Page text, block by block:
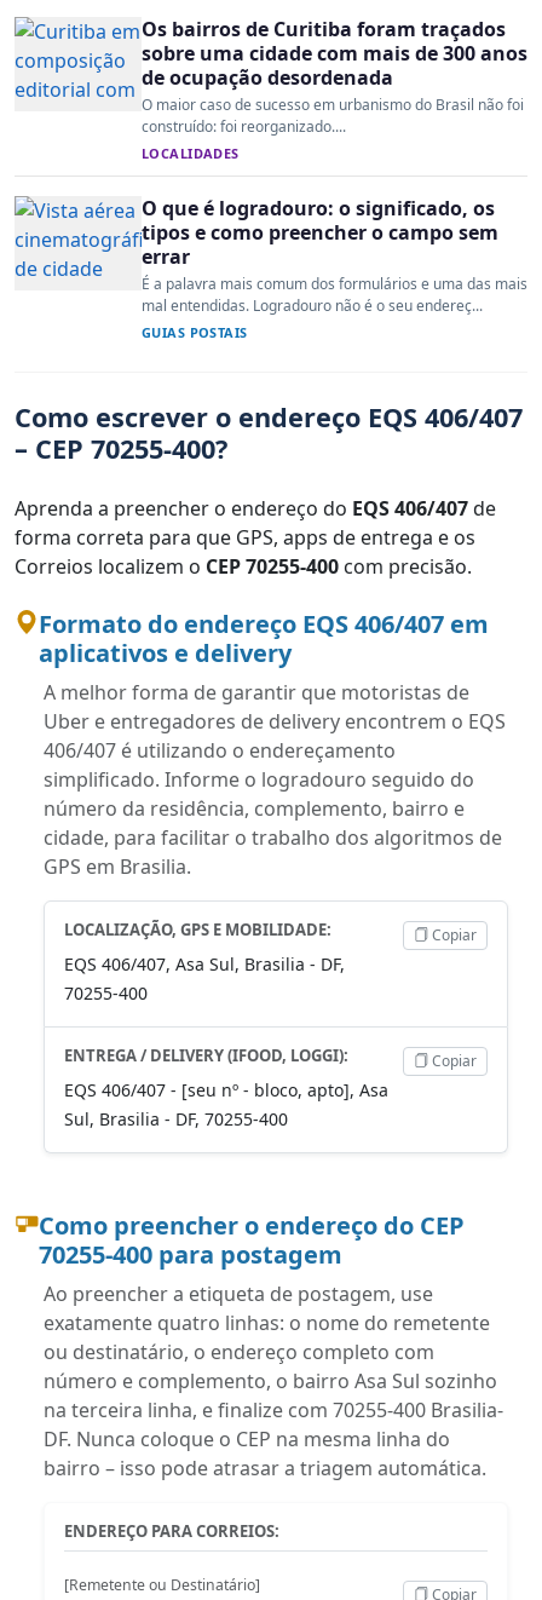
Os bairros de Curitiba foram traçados
sobre uma cidade com mais de 300 anos
de ocupação desordenada
O maior caso de sucesso em urbanismo do Brasil não foi
construído: foi reorganizado....
LOCALIDADES
O que é logradouro: o significado, os
tipos e como preencher o campo sem
errar
É a palavra mais comum dos formulários e uma das mais
mal entendidas. Logradouro não é o seu endereç...
GUIAS POSTAIS
Como escrever o endereço EQS 406/407
– CEP 70255-400?
Aprenda a preencher o endereço do EQS 406/407de
forma correta para que GPS, apps de entrega e os
Correios localizem o CEP 70255-400 com precisão.
Formato do endereço EQS 406/407 em
aplicativos e delivery
A melhor forma de garantir que motoristas de
Uber e entregadores de delivery encontrem o EQS
406/407 é utilizando o endereçamento
simplificado. Informe o logradouro seguido do
número da residência, complemento, bairro e
cidade, para facilitar o trabalho dos algoritmos de
GPS em Brasilia.
LOCALIZAÇÃO, GPS E MOBILIDADE:
EQS 406/407, Asa Sul, Brasilia - DF,
70255-400
Copiar
ENTREGA / DELIVERY (IFOOD, LOGGI):
EQS 406/407 - [seu nº - bloco, apto], Asa
Sul, Brasilia - DF, 70255-400
Copiar
Como preencher o endereço do CEP
70255-400 para postagem
Ao preencher a etiqueta de postagem, use
exatamente quatro linhas: o nome do remetente
ou destinatário, o endereço completo com
número e complemento, o bairro Asa Sul sozinho
na terceira linha, e finalize com 70255-400 Brasilia-
DF. Nunca coloque o CEP na mesma linha do
bairro – isso pode atrasar a triagem automática.
ENDEREÇO PARA CORREIOS:
[Remetente ou Destinatário] Copiar